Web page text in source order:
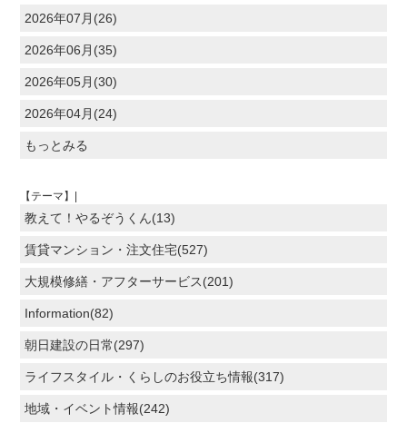
2026年07月(26)
2026年06月(35)
2026年05月(30)
2026年04月(24)
もっとみる
【テーマ】|
教えて！やるぞうくん(13)
賃貸マンション・注文住宅(527)
大規模修繕・アフターサービス(201)
Information(82)
朝日建設の日常(297)
ライフスタイル・くらしのお役立ち情報(317)
地域・イベント情報(242)